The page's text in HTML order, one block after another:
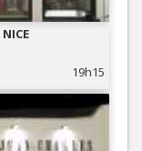
19h15